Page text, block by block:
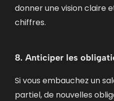
donner une vision claire
chiffres.
8. Anticiper les
Si vous embauchez un
partiel, de nouvelles